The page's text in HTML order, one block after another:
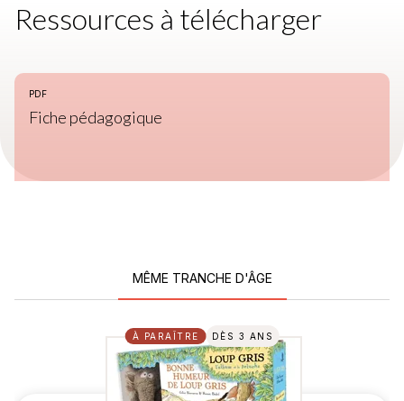
Ressources à télécharger
PDF
Fiche pédagogique
MÊME TRANCHE D'ÂGE
À PARAÎTRE DÈS 3 ANS